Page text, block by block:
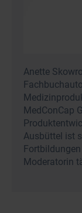
Anette
MedConCap
Ausbüttel ist
Moderatorin